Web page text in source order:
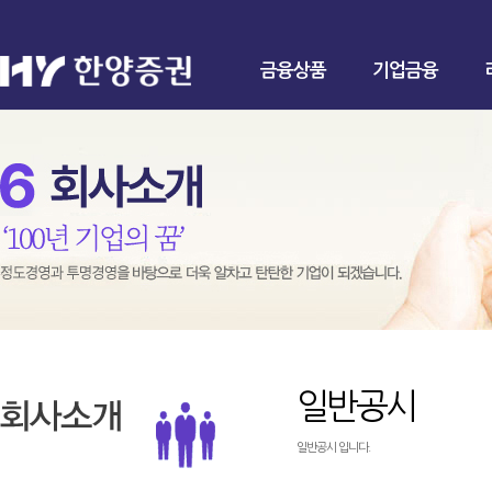
금융상품 기업금융
일반공시
일반공시 입니다.